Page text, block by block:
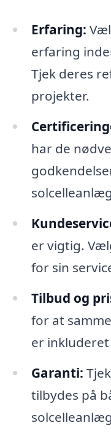
Erfaring:
erfaring
Tjek deres
projekter.
har de
er vigtig.
for sin
Tilbud og
for at
er
Garanti:
tilbydes på